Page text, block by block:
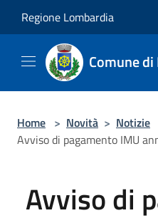
Regione Lombardia
Comune di
Home > Novità > Notizie
Avviso di pagamento IMU
Avviso di